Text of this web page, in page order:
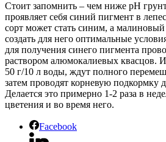
Стоит запомнить – чем ниже pH
проявляет себя синий пигмент в
сорт может стать синим, а
создать для него оптимальные
для получения синего пигмента
раствором алюмокалиевых квасцов.
50 г/10 л воды, ждут полного
затем проводят корневую подкормку
Делается это примерно 1-2 раза в
цветения и во время него.
Facebook